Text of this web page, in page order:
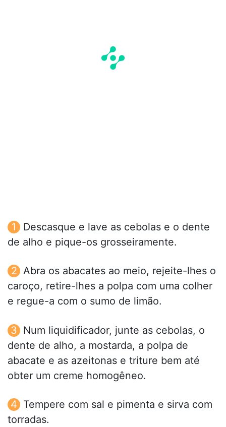
Descasque e lave as cebolas e o dente
de alho e pique-os grosseiramente.
Abra os abacates ao meio, rejeite-lhes o
caroço, retire-lhes a polpa com uma colher
e regue-a com o sumo de limão.
Num liquidificador, junte as cebolas, o
dente de alho, a mostarda, a polpa de
abacate e as azeitonas e triture bem até
obter um creme homogêneo.
Tempere com sal e pimenta e sirva com
torradas.